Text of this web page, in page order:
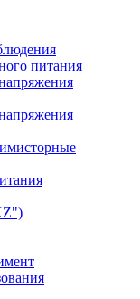
питания